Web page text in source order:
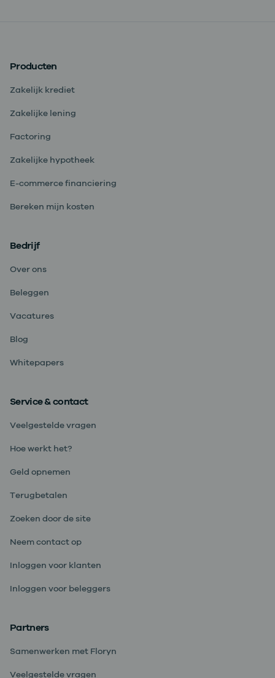
Producten
Zakelijk krediet
Zakelijke lening
Factoring
Zakelijke hypotheek
E-commerce financiering
Bereken mijn kosten
Bedrijf
Over ons
Beleggen
Vacatures
Blog
Whitepapers
Service & contact
Veelgestelde vragen
Hoe werkt het?
Geld opnemen
Terugbetalen
Zoeken door de site
Neem contact op
Inloggen voor klanten
Inloggen voor beleggers
Partners
Samenwerken met Floryn
Veelgestelde vragen